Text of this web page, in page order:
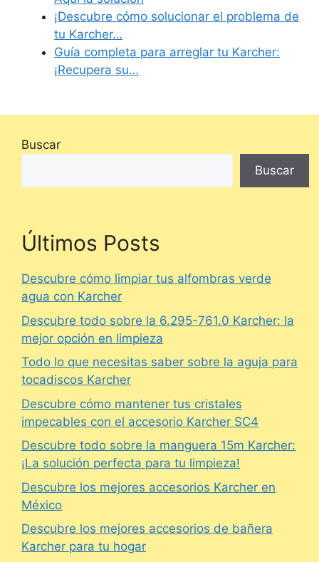
¡Descubre cómo solucionar el problema de
tu Karcher…
Guía completa para arreglar tu Karcher:
¡Recupera su…
Buscar
Buscar
Últimos Posts
Descubre cómo limpiar tus alfombras verde
agua con Karcher
Descubre todo sobre la 6.295-761.0 Karcher: la
mejor opción en limpieza
Todo lo que necesitas saber sobre la aguja para
tocadiscos Karcher
Descubre cómo mantener tus cristales
impecables con el accesorio Karcher SC4
Descubre todo sobre la manguera 15m Karcher:
¡La solución perfecta para tu limpieza!
Descubre los mejores accesorios Karcher en
México
Descubre los mejores accesorios de bañera
Karcher para tu hogar